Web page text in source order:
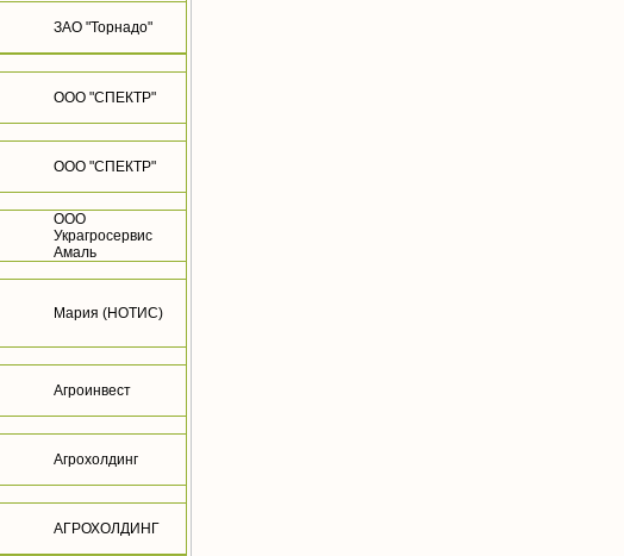
ЗАО "Торнадо"
ООО "СПЕКТР"
ООО "СПЕКТР"
ООО
Украгросервис
Амаль
Мария (НОТИС)
Агроинвест
Агрохолдинг
АГРОХОЛДИНГ